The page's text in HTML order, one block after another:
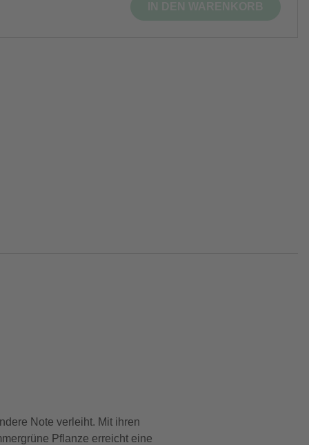
Note verleiht. Mit ihren
Pflanze erreicht eine